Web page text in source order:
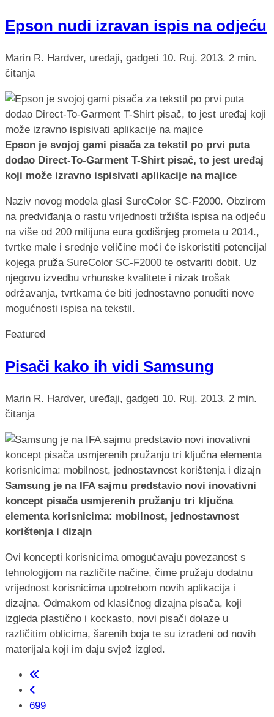
Epson nudi izravan ispis na odjeću
Marin R. Hardver, uređaji, gadgeti 10. Ruj. 2013. 2 min.
čitanja
Epson je svojoj gami pisača za tekstil po prvi puta
dodao Direct-To-Garment T-Shirt pisač, to jest uređaj
koji može izravno ispisivati aplikacije na majice
Naziv novog modela glasi SureColor SC-F2000. Obzirom
na predviđanja o rastu vrijednosti tržišta ispisa na odjeću
na više od 200 milijuna eura godišnjeg prometa u 2014.,
tvrtke male i srednje veličine moći će iskoristiti potencijal
kojega pruža SureColor SC-F2000 te ostvariti dobit. Uz
njegovu izvedbu vrhunske kvalitete i nizak trošak
održavanja, tvrtkama će biti jednostavno ponuditi nove
mogućnosti ispisa na tekstil.
Featured
Pisači kako ih vidi Samsung
Marin R. Hardver, uređaji, gadgeti 10. Ruj. 2013. 2 min.
čitanja
Samsung je na IFA sajmu predstavio novi inovativni
koncept pisača usmjerenih pružanju tri ključna
elementa korisnicima: mobilnost, jednostavnost
korištenja i dizajn
Ovi koncepti korisnicima omogućavaju povezanost s
tehnologijom na različite načine, čime pružaju dodatnu
vrijednost korisnicima upotrebom novih aplikacija i
dizajna. Odmakom od klasičnog dizajna pisača, koji
izgleda plastično i kockasto, novi pisači dolaze u
različitim oblicima, šarenih boja te su izrađeni od novih
materijala koji im daju svjež izgled.
699